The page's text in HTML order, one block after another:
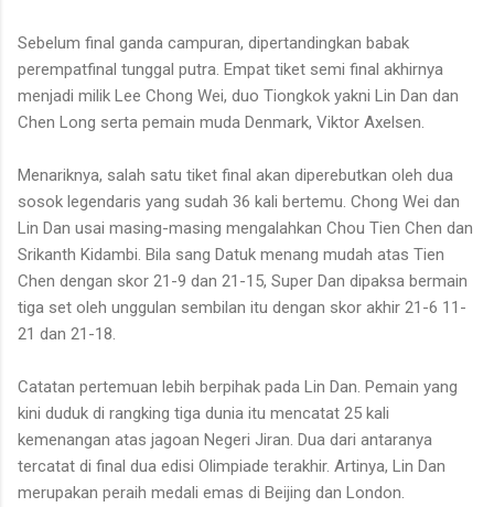
Sebelum final ganda campuran, dipertandingkan babak
perempatfinal tunggal putra. Empat tiket semi final akhirnya
menjadi milik Lee Chong Wei, duo Tiongkok yakni Lin Dan dan
Chen Long serta pemain muda Denmark, Viktor Axelsen.
Menariknya, salah satu tiket final akan diperebutkan oleh dua
sosok legendaris yang sudah 36 kali bertemu. Chong Wei dan
Lin Dan usai masing-masing mengalahkan Chou Tien Chen dan
Srikanth Kidambi. Bila sang Datuk menang mudah atas Tien
Chen dengan skor 21-9 dan 21-15, Super Dan dipaksa bermain
tiga set oleh unggulan sembilan itu dengan skor akhir 21-6 11-
21 dan 21-18.
Catatan pertemuan lebih berpihak pada Lin Dan. Pemain yang
kini duduk di rangking tiga dunia itu mencatat 25 kali
kemenangan atas jagoan Negeri Jiran. Dua dari antaranya
tercatat di final dua edisi Olimpiade terakhir. Artinya, Lin Dan
merupakan peraih medali emas di Beijing dan London.